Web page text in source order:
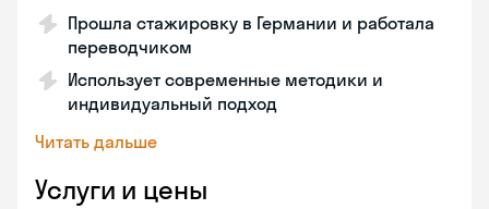
Прошла стажировку в Германии и работала
переводчиком
Использует современные методики и
индивидуальный подход
Читать дальше
Услуги и цены